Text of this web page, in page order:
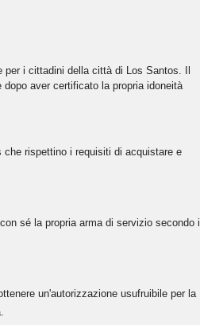
per i cittadini della città di Los Santos. Il
aver certificato la propria idoneità
rispettino i requisiti di acquistare e
sé la propria arma di servizio secondo i
un'autorizzazione usufruibile per la